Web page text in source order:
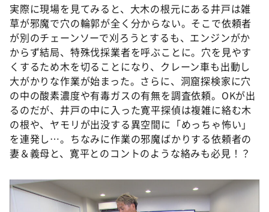
実際に現場を見てみると、大木の根元にある井戸は雑
草が邪魔で穴の輪郭が全く分からない。そこで依頼者
が別のチェーンソーで刈ろうとするも、エンジンがか
からず結局、特殊伐採業者を呼ぶことに。穴を見やす
くするため木を切ることになり、クレーン車も出動し
大がかりな作業が始まった。さらに、洞窟探検家に穴
の中の酸素濃度や有毒ガスの有無を調査依頼。OKが出
るのだが、井戸の中に入った寛平探偵は複雑に絡む木
の根や、ヤモリが出没する異空間に「めっちゃ怖い」
を連発し…。ちなみに作業の邪魔ばかりする依頼者の
妻＆義母と、寛平とのコントのような絡みも必見！？